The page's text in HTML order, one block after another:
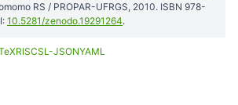
RS / PROPAR-UFRGS, 2010. ISBN 978-
10.5281/zenodo.19291264.
RISCSL-JSONYAML